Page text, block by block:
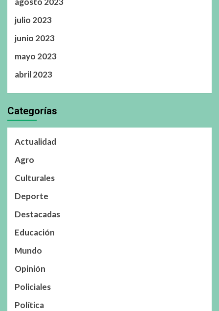
julio 2023
junio 2023
mayo 2023
abril 2023
Categorías
Actualidad
Agro
Culturales
Deporte
Destacadas
Educación
Mundo
Opinión
Policiales
Política